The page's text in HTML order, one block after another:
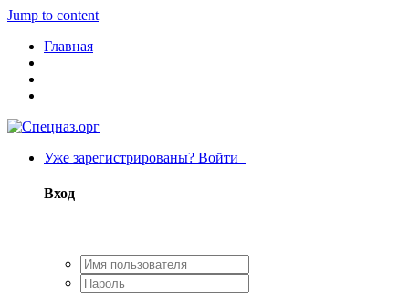
Jump to content
Главная
Уже зарегистрированы? Войти
Вход